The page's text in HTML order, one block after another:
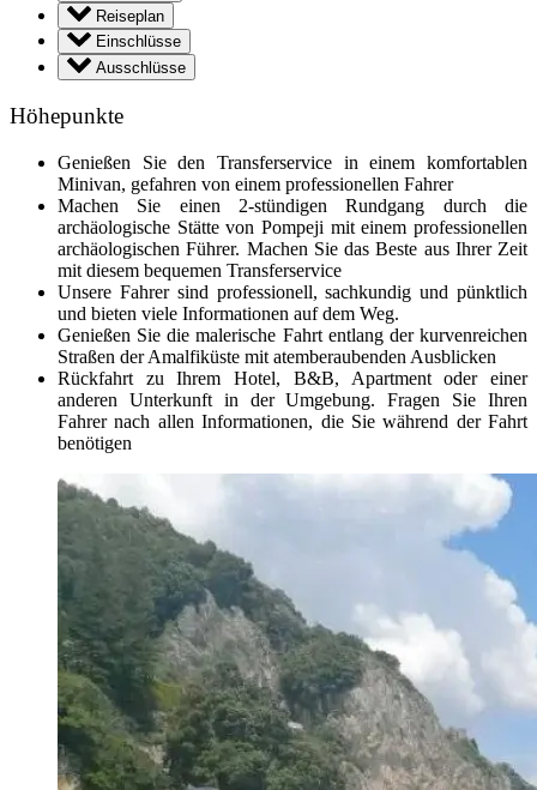
Reiseplan
Einschlüsse
Ausschlüsse
Höhepunkte
Genießen Sie den Transferservice in einem komfortablen
Minivan, gefahren von einem professionellen Fahrer
Machen Sie einen 2-stündigen Rundgang durch die
archäologische Stätte von Pompeji mit einem professionellen
archäologischen Führer. Machen Sie das Beste aus Ihrer Zeit
mit diesem bequemen Transferservice
Unsere Fahrer sind professionell, sachkundig und pünktlich
und bieten viele Informationen auf dem Weg.
Genießen Sie die malerische Fahrt entlang der kurvenreichen
Straßen der Amalfiküste mit atemberaubenden Ausblicken
Rückfahrt zu Ihrem Hotel, B&B, Apartment oder einer
anderen Unterkunft in der Umgebung. Fragen Sie Ihren
Fahrer nach allen Informationen, die Sie während der Fahrt
benötigen